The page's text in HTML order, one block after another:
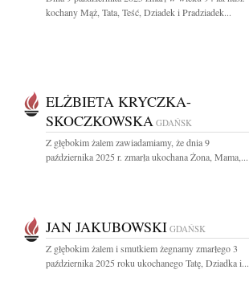
kochany Mąż, Tata, Teść, Dziadek i Pradziadek...
ELŻBIETA KRYCZKA-
SKOCZKOWSKA GDAŃSK
Z głębokim żalem zawiadamiamy, że dnia 9
października 2025 r. zmarła ukochana Żona, Mama,...
JAN JAKUBOWSKI GDAŃSK
Z głębokim żalem i smutkiem żegnamy zmarłego 3
października 2025 roku ukochanego Tatę, Dziadka i...